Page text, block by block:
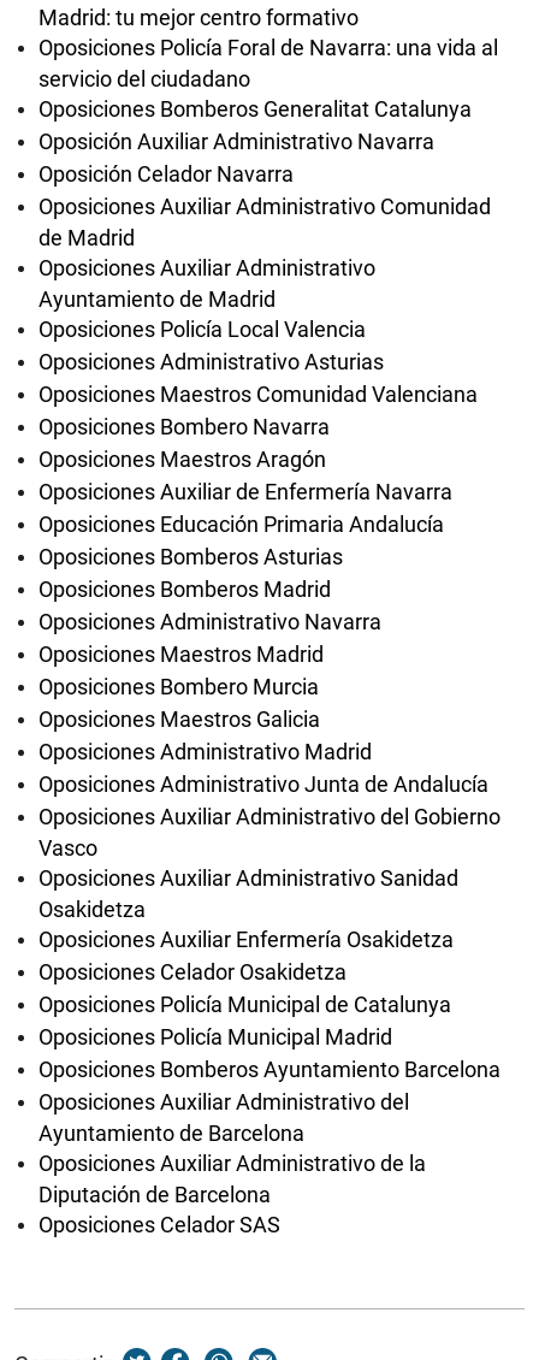
Madrid: tu mejor centro formativo
Oposiciones Policía Foral de Navarra: una vida al
servicio del ciudadano
Oposiciones Bomberos Generalitat Catalunya
Oposición Auxiliar Administrativo Navarra
Oposición Celador Navarra
Oposiciones Auxiliar Administrativo Comunidad
de Madrid
Oposiciones Auxiliar Administrativo
Ayuntamiento de Madrid
Oposiciones Policía Local Valencia
Oposiciones Administrativo Asturias
Oposiciones Maestros Comunidad Valenciana
Oposiciones Bombero Navarra
Oposiciones Maestros Aragón
Oposiciones Auxiliar de Enfermería Navarra
Oposiciones Educación Primaria Andalucía
Oposiciones Bomberos Asturias
Oposiciones Bomberos Madrid
Oposiciones Administrativo Navarra
Oposiciones Maestros Madrid
Oposiciones Bombero Murcia
Oposiciones Maestros Galicia
Oposiciones Administrativo Madrid
Oposiciones Administrativo Junta de Andalucía
Oposiciones Auxiliar Administrativo del Gobierno
Vasco
Oposiciones Auxiliar Administrativo Sanidad
Osakidetza
Oposiciones Auxiliar Enfermería Osakidetza
Oposiciones Celador Osakidetza
Oposiciones Policía Municipal de Catalunya
Oposiciones Policía Municipal Madrid
Oposiciones Bomberos Ayuntamiento Barcelona
Oposiciones Auxiliar Administrativo del
Ayuntamiento de Barcelona
Oposiciones Auxiliar Administrativo de la
Diputación de Barcelona
Oposiciones Celador SAS